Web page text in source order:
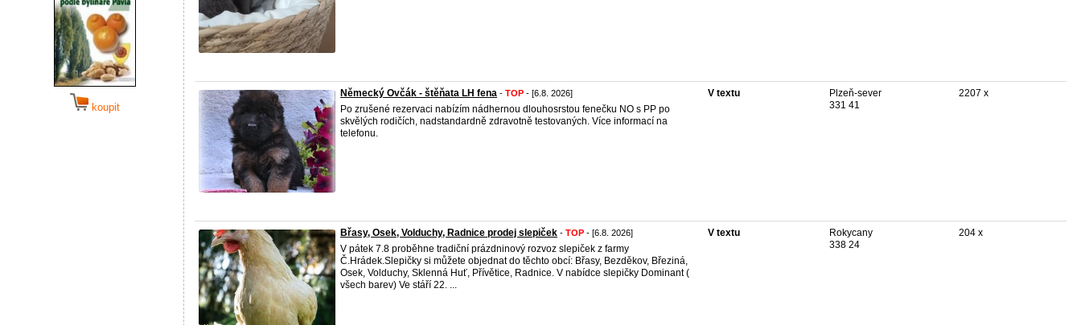
koupit
Německý Ovčák - štěňata LH fena - TOP - [6.8. 2026]
Po zrušené rezervaci nabízím nádhernou dlouhosrstou fenečku NO s PP po
skvělých rodičích, nadstandardně zdravotně testovaných. Více informací na
telefonu.
V textu
Plzeň-sever
331 41
2207 x
Břasy, Osek, Volduchy, Radnice prodej slepiček - TOP - [6.8. 2026]
V pátek 7.8 proběhne tradiční prázdninový rozvoz slepiček z farmy
Č.Hrádek.Slepičky si můžete objednat do těchto obcí: Břasy, Bezděkov, Březiná,
Osek, Volduchy, Sklenná Huť, Přívětice, Radnice. V nabídce slepičky Dominant (
všech barev) Ve stáří 22. ...
V textu
Rokycany
338 24
204 x